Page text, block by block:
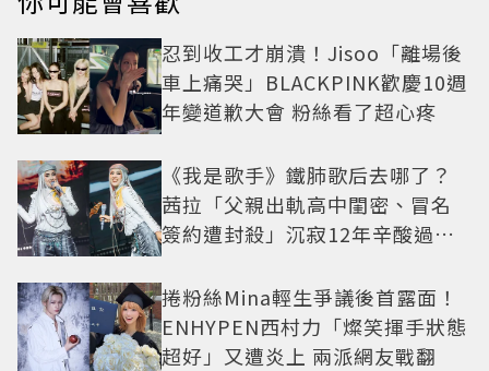
忍到收工才崩潰！Jisoo「離場後
車上痛哭」BLACKPINK歡慶10週
年變道歉大會 粉絲看了超心疼
《我是歌手》鐵肺歌后去哪了？
茜拉「父親出軌高中閨密、冒名
簽約遭封殺」沉寂12年辛酸過往
捲粉絲Mina輕生爭議後首露面！
ENHYPEN西村力「燦笑揮手狀態
超好」又遭炎上 兩派網友戰翻